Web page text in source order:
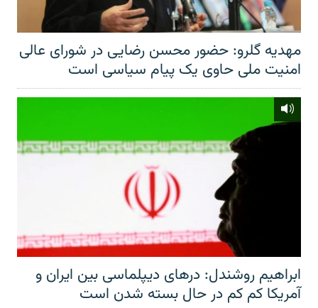
مهدیه گلرو: حضور محسن رضایی در شورای عالی
امنیت ملی حاوی یک پیام سیاسی است
ابراهیم روشندل: درهای دیپلماسی بین ایران و
آمریکا کم کم در حال بسته شدن است